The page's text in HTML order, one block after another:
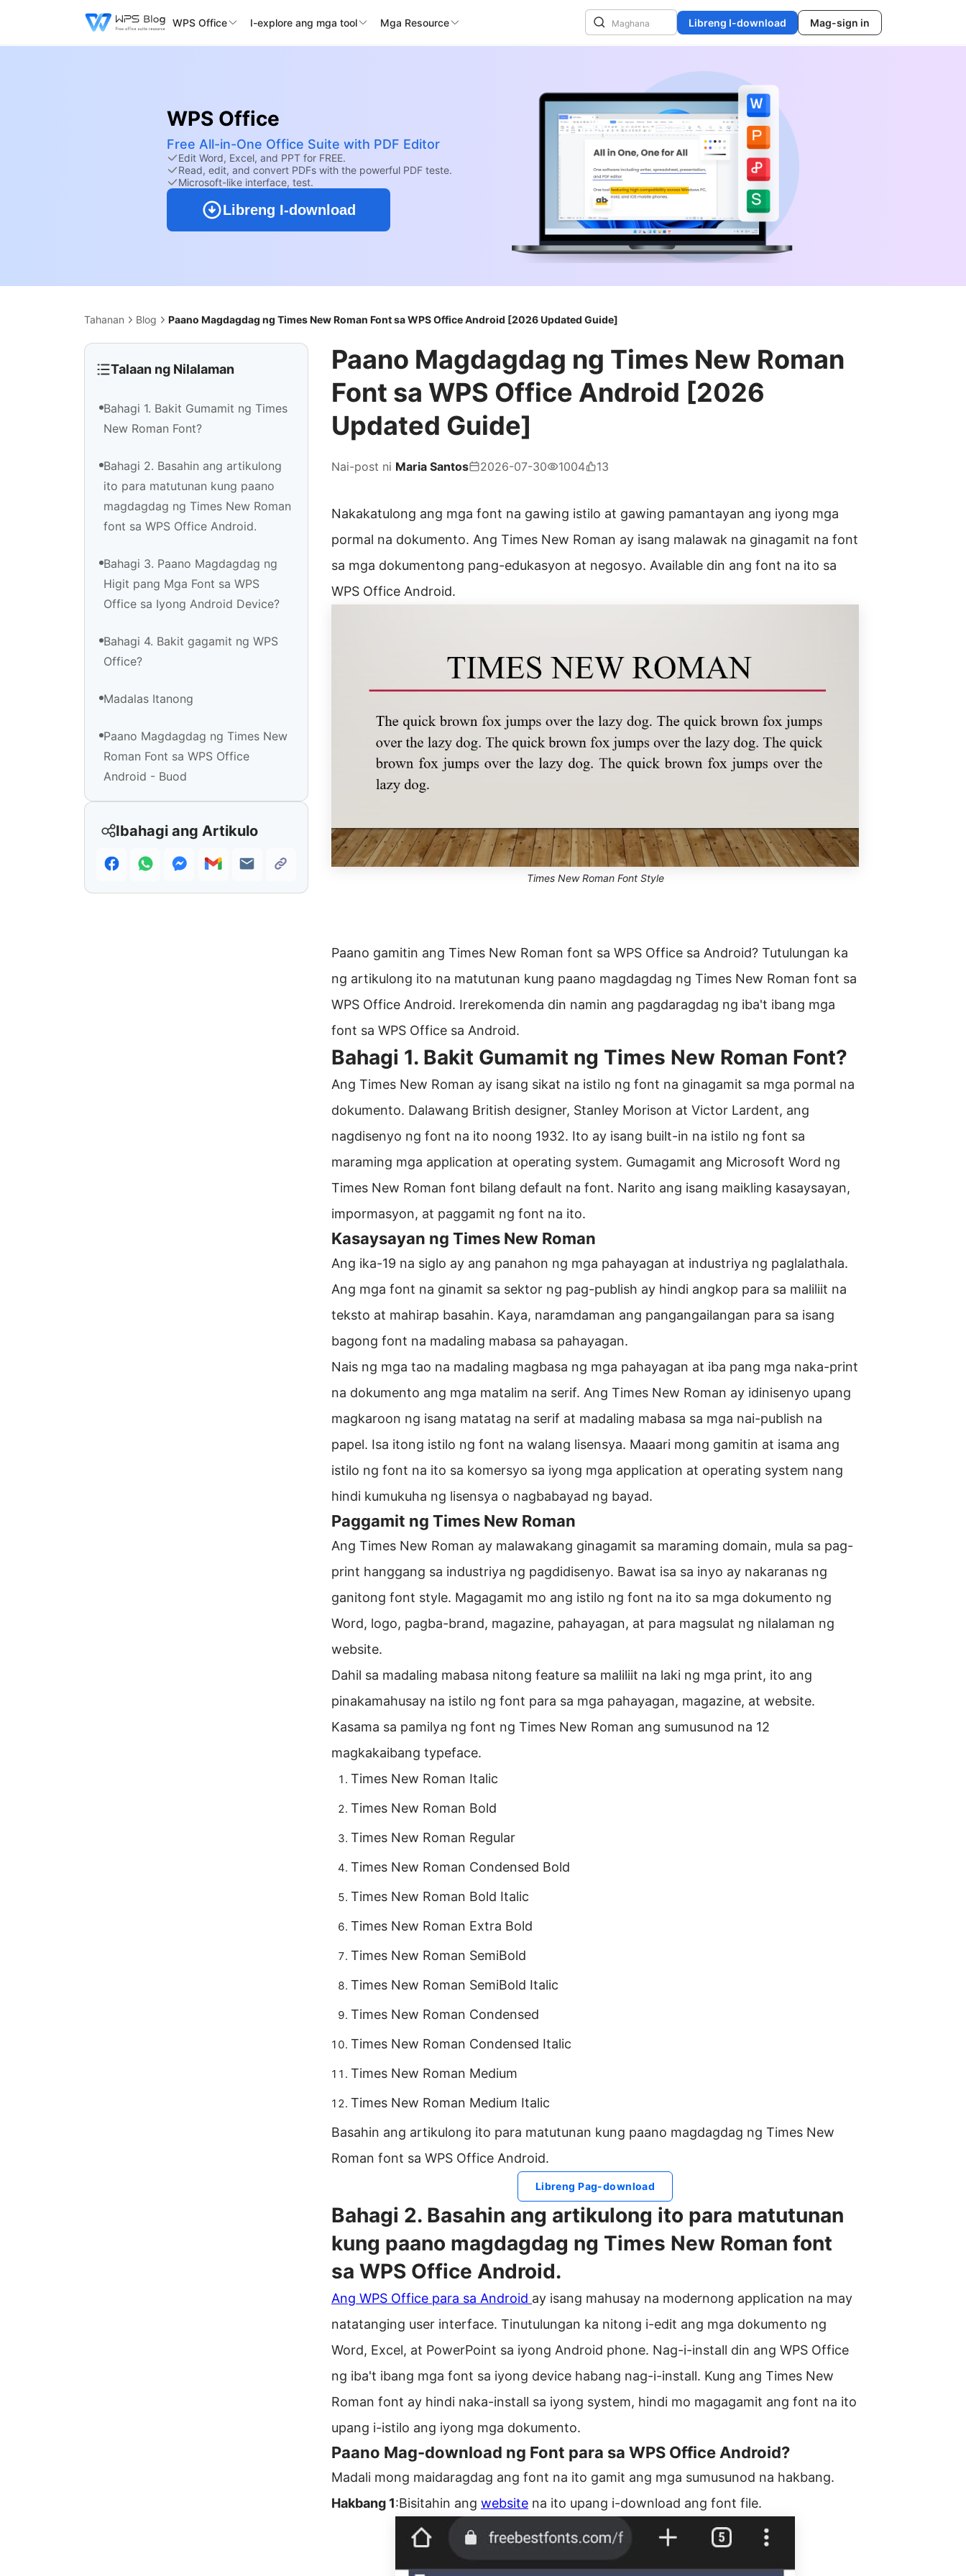
WPS Office I-explore ang mga tool Mga Resource Libreng I-download Mag-sign in
WPS Office
Free All-in-One Office Suite with PDF Editor
Edit Word, Excel, and PPT for FREE.
Read, edit, and convert PDFs with the powerful PDF teste.
Microsoft-like interface, test.
Libreng I-download
Tahanan Blog Paano Magdagdag ng Times New Roman Font sa WPS Office Android [2026 Updated Guide]
Talaan ng Nilalaman
Bahagi 1. Bakit Gumamit ng Times
New Roman Font?
Bahagi 2. Basahin ang artikulong
ito para matutunan kung paano
magdagdag ng Times New Roman
font sa WPS Office Android.
Bahagi 3. Paano Magdagdag ng
Higit pang Mga Font sa WPS
Office sa Iyong Android Device?
Bahagi 4. Bakit gagamit ng WPS
Office?
Madalas Itanong
Paano Magdagdag ng Times New
Roman Font sa WPS Office
Android - Buod
Ibahagi ang Artikulo
Paano Magdagdag ng Times New Roman
Font sa WPS Office Android [2026
Updated Guide]
Nai-post ni Maria Santos 2026-07-30 1004 13
Nakakatulong ang mga font na gawing istilo at gawing pamantayan ang iyong mga
pormal na dokumento. Ang Times New Roman ay isang malawak na ginagamit na font
sa mga dokumentong pang-edukasyon at negosyo. Available din ang font na ito sa
WPS Office Android.
Times New Roman Font Style
Paano gamitin ang Times New Roman font sa WPS Office sa Android? Tutulungan ka
ng artikulong ito na matutunan kung paano magdagdag ng Times New Roman font sa
WPS Office Android. Irerekomenda din namin ang pagdaragdag ng iba't ibang mga
font sa WPS Office sa Android.
Bahagi 1. Bakit Gumamit ng Times New Roman Font?
Ang Times New Roman ay isang sikat na istilo ng font na ginagamit sa mga pormal na
dokumento. Dalawang British designer, Stanley Morison at Victor Lardent, ang
nagdisenyo ng font na ito noong 1932. Ito ay isang built-in na istilo ng font sa
maraming mga application at operating system. Gumagamit ang Microsoft Word ng
Times New Roman font bilang default na font. Narito ang isang maikling kasaysayan,
impormasyon, at paggamit ng font na ito.
Kasaysayan ng Times New Roman
Ang ika-19 na siglo ay ang panahon ng mga pahayagan at industriya ng paglalathala.
Ang mga font na ginamit sa sektor ng pag-publish ay hindi angkop para sa maliliit na
teksto at mahirap basahin. Kaya, naramdaman ang pangangailangan para sa isang
bagong font na madaling mabasa sa pahayagan.
Nais ng mga tao na madaling magbasa ng mga pahayagan at iba pang mga naka-print
na dokumento ang mga matalim na serif. Ang Times New Roman ay idinisenyo upang
magkaroon ng isang matatag na serif at madaling mabasa sa mga nai-publish na
papel. Isa itong istilo ng font na walang lisensya. Maaari mong gamitin at isama ang
istilo ng font na ito sa komersyo sa iyong mga application at operating system nang
hindi kumukuha ng lisensya o nagbabayad ng bayad.
Paggamit ng Times New Roman
Ang Times New Roman ay malawakang ginagamit sa maraming domain, mula sa pag-
print hanggang sa industriya ng pagdidisenyo. Bawat isa sa inyo ay nakaranas ng
ganitong font style. Magagamit mo ang istilo ng font na ito sa mga dokumento ng
Word, logo, pagba-brand, magazine, pahayagan, at para magsulat ng nilalaman ng
website.
Dahil sa madaling mabasa nitong feature sa maliliit na laki ng mga print, ito ang
pinakamahusay na istilo ng font para sa mga pahayagan, magazine, at website.
Kasama sa pamilya ng font ng Times New Roman ang sumusunod na 12
magkakaibang typeface.
Times New Roman Italic
Times New Roman Bold
Times New Roman Regular
Times New Roman Condensed Bold
Times New Roman Bold Italic
Times New Roman Extra Bold
Times New Roman SemiBold
Times New Roman SemiBold Italic
Times New Roman Condensed
Times New Roman Condensed Italic
Times New Roman Medium
Times New Roman Medium Italic
Basahin ang artikulong ito para matutunan kung paano magdagdag ng Times New
Roman font sa WPS Office Android.
Libreng Pag-download
Bahagi 2. Basahin ang artikulong ito para matutunan
kung paano magdagdag ng Times New Roman font
sa WPS Office Android.
Ang WPS Office para sa Android ay isang mahusay na modernong application na may
natatanging user interface. Tinutulungan ka nitong i-edit ang mga dokumento ng
Word, Excel, at PowerPoint sa iyong Android phone. Nag-i-install din ang WPS Office
ng iba't ibang mga font sa iyong device habang nag-i-install. Kung ang Times New
Roman font ay hindi naka-install sa iyong system, hindi mo magagamit ang font na ito
upang i-istilo ang iyong mga dokumento.
Paano Mag-download ng Font para sa WPS Office Android?
Madali mong maidaragdag ang font na ito gamit ang mga sumusunod na hakbang.
Hakbang 1:Bisitahin ang website na ito upang i-download ang font file.